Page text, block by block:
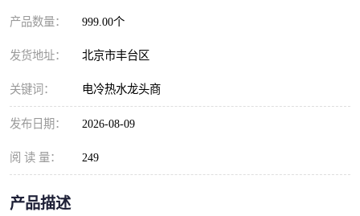
产品数量： 999.00个
发货地址： 北京市丰台区
关键词： 电冷热水龙头商
发布日期： 2026-08-09
阅 读 量： 249
产品描述